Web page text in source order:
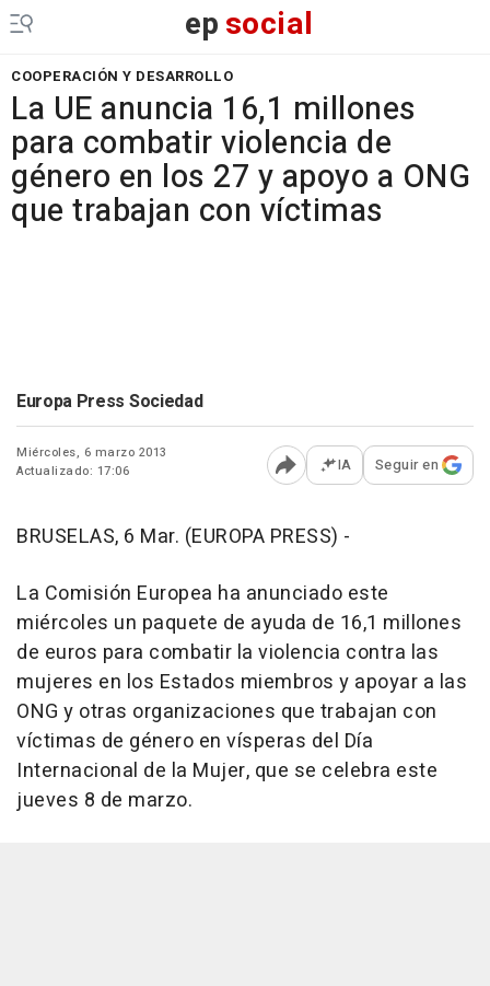
epsocial
COOPERACIÓN Y DESARROLLO
La UE anuncia 16,1 millones
para combatir violencia de
género en los 27 y apoyo a ONG
que trabajan con víctimas
Europa Press Sociedad
Miércoles, 6 marzo 2013
Actualizado: 17:06
Abrir opciones para
IA Seguir en
BRUSELAS, 6 Mar. (EUROPA PRESS) -
La Comisión Europea ha anunciado este
miércoles un paquete de ayuda de 16,1 millones
de euros para combatir la violencia contra las
mujeres en los Estados miembros y apoyar a las
ONG y otras organizaciones que trabajan con
víctimas de género en vísperas del Día
Internacional de la Mujer, que se celebra este
jueves 8 de marzo.